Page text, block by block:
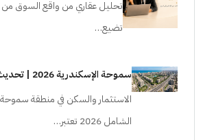
تحليل عقاري من واقع السوق من
تضيع…
سموحة الإسكندرية 2026 | تحديث الأسعار والمشاريع
الاستثمار والسكن في منطقة سموحة
الشامل 2026 تعتبر…